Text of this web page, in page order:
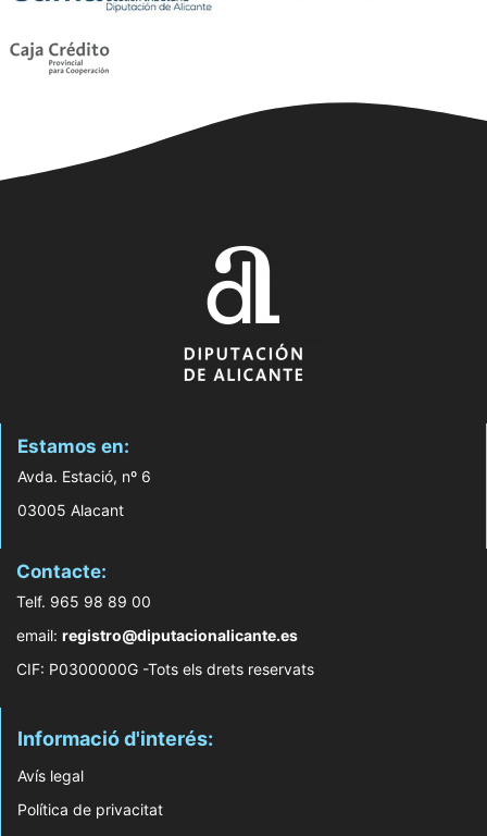
Estamos en:
Avda. Estació, nº 6
03005 Alacant
Contacte:
Telf. 965 98 89 00
email: registro@diputacionalicante.es
CIF: P0300000G -Tots els drets reservats
Informació d'interés:
Avís legal
Política de privacitat